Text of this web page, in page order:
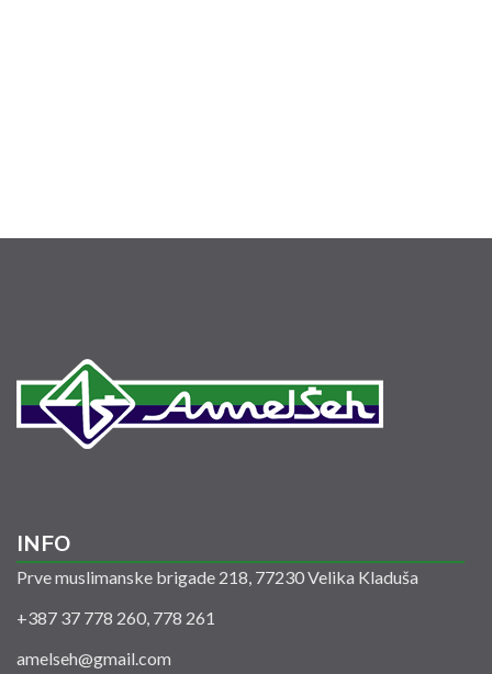
INFO
Prve muslimanske brigade 218, 77230 Velika Kladuša
+387 37 778 260, 778 261
amelseh@gmail.com